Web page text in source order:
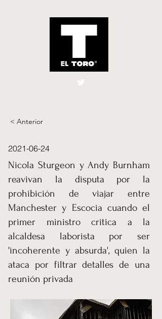
El Toro España
< Anterior
2021-06-24
Nicola Sturgeon y Andy Burnham
reavivan la disputa por la
prohibición de viajar entre
Manchester y Escocia cuando el
primer ministro critica a la
alcaldesa laborista por ser
'incoherente y absurda', quien la
ataca por filtrar detalles de una
reunión privada